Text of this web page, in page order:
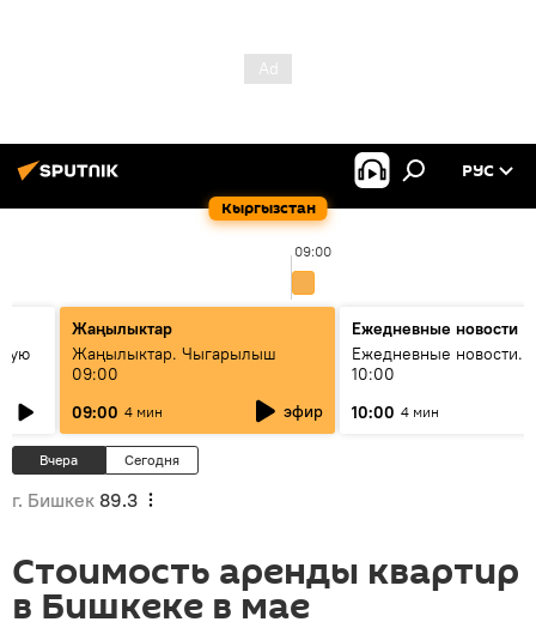
Кыргызстан
РУС
09:00
Жаңылыктар
Жаңылыктар. Чыгарылыш
09:00
09:00 4 мин эфир
Ежедневные новости
Ежедневные новости.
10:00
10:00 4 мин
Вчера Сегодня
г. Бишкек 89.3
Стоимость аренды квартир
в Бишкеке в мае